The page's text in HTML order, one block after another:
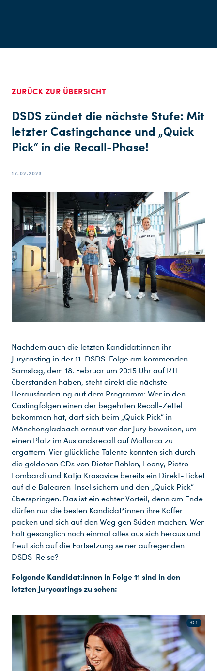
ZURÜCK ZUR ÜBERSICHT
DSDS zündet die nächste Stufe: Mit
letzter Castingchance und „Quick
Pick“ in die Recall-Phase!
17.02.2023
Nachdem auch die letzten Kandidat:innen ihr
Jurycasting in der 11. DSDS-Folge am kommenden
Samstag, dem 18. Februar um 20:15 Uhr auf RTL
überstanden haben, steht direkt die nächste
Herausforderung auf dem Programm: Wer in den
Castingfolgen einen der begehrten Recall-Zettel
bekommen hat, darf sich beim „Quick Pick“ in
Mönchengladbach erneut vor der Jury beweisen, um
einen Platz im Auslandsrecall auf Mallorca zu
ergattern! Vier glückliche Talente konnten sich durch
die goldenen CDs von Dieter Bohlen, Leony, Pietro
Lombardi und Katja Krasavice bereits ein Direkt-Ticket
auf die Balearen-Insel sichern und den „Quick Pick“
überspringen. Das ist ein echter Vorteil, denn am Ende
dürfen nur die besten Kandidat*innen ihre Koffer
packen und sich auf den Weg gen Süden machen. Wer
holt gesanglich noch einmal alles aus sich heraus und
freut sich auf die Fortsetzung seiner aufregenden
DSDS-Reise?
Folgende Kandidat:innen in Folge 11 sind in den
letzten Jurycastings zu sehen:
© 1